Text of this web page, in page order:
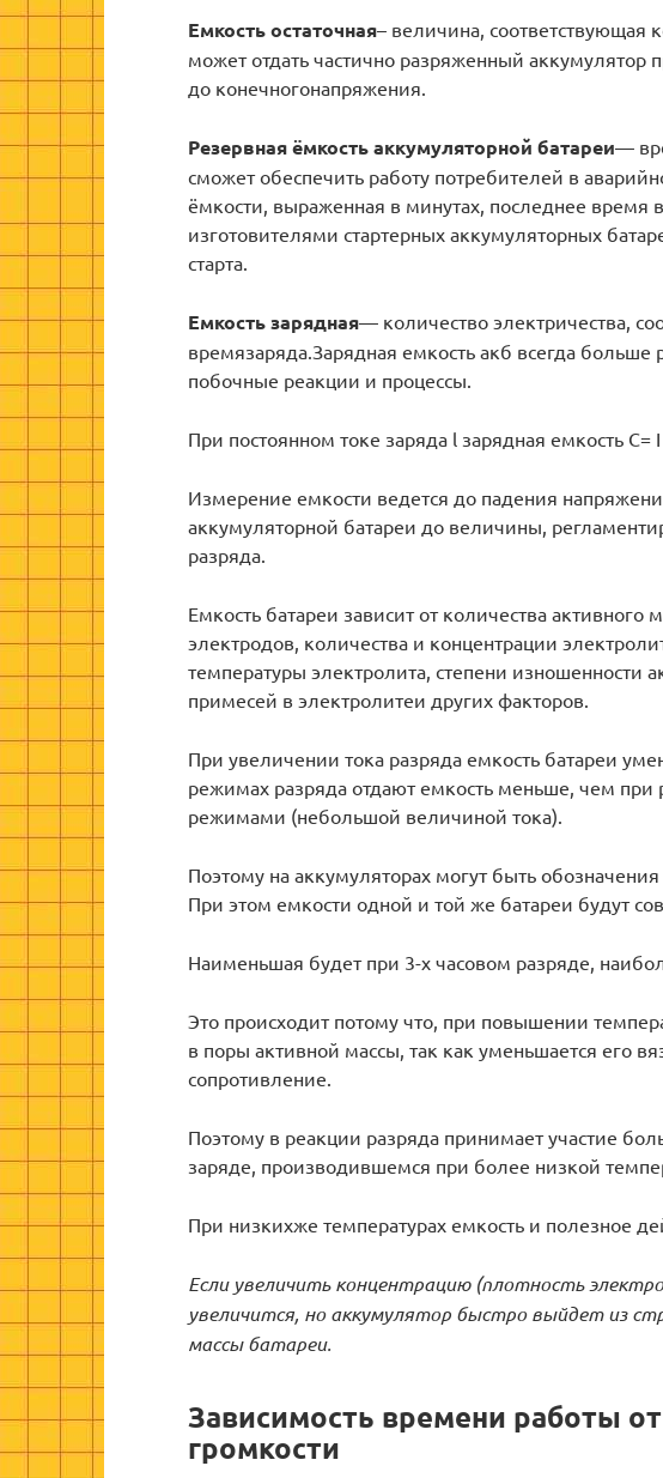
Емкость остаточная– величина, соответствующая
может отдать частично разряженный аккумулятор
до конечногонапряжения.
Резервная ёмкость аккумуляторной батареи—
сможет обеспечить работу потребителей в
ёмкости, выраженная в минутах, последнее время
изготовителями стартерных аккумуляторных
старта.
Емкость зарядная— количество электричества,
времязаряда.Зарядная емкость акб всегда больше
побочные реакции и процессы.
При постоянном токе заряда l зарядная емкость
Измерение емкости ведется до падения
аккумуляторной батареи до величины,
разряда.
Емкость батареи зависит от количества активного
электродов, количества и концентрации
температуры электролита, степени изношенности
примесей в электролитеи других факторов.
При увеличении тока разряда емкость батареи
режимах разряда отдают емкость меньше, чем
режимами (небольшой величиной тока).
Поэтому на аккумуляторах могут быть
При этом емкости одной и той же батареи будут
Наименьшая будет при 3-х часовом разряде,
Это происходит потому что, при повышении
в поры активной массы, так как уменьшается его
сопротивление.
Поэтому в реакции разряда принимает участие
заряде, производившемся при более низкой
При низкихже температурах емкость и полезное
Если увеличить концентрацию (плотность
увеличится, но аккумулятор быстро выйдет из
массы батареи.
Зависимость времени работы
громкости